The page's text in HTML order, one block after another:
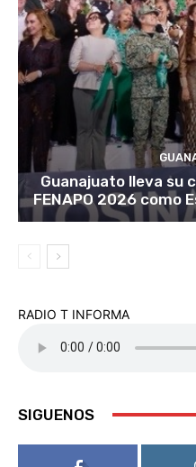
Guanajuato lleva su
FENAPO 2026 como
RADIO T INFORMA
SIGUENOS